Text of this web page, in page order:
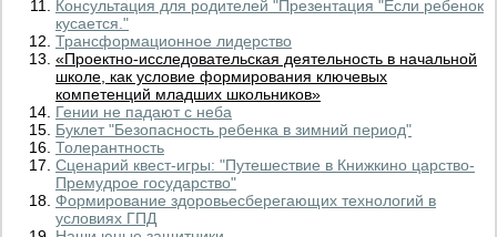
Консультация для родителей "Презентация "Если ребенок
кусается."
Трансформационное лидерство
«Проектно-исследовательская деятельность в начальной
школе, как условие формирования ключевых
компетенций младших школьников»
Гении не падают с неба
Буклет "Безопасность ребенка в зимний период"
Толерантность
Сценарий квест-игры: "Путешествие в Книжкино царство-
Премудрое государство"
Формирование здоровьесберегающих технологий в
условиях ГПД